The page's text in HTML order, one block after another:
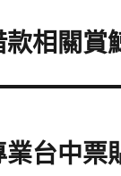
相關賞
台中票